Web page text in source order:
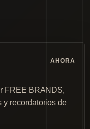
AHORA
FREE BRANDS,
y recordatorios de